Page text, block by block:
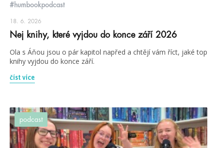
#humbookpodcast
18. 6. 2026
Nej knihy, které vyjdou do konce září 2026
Ola s Áňou jsou o pár kapitol napřed a chtějí vám říct, jaké top
knihy vyjdou do konce září.
číst více
podcast